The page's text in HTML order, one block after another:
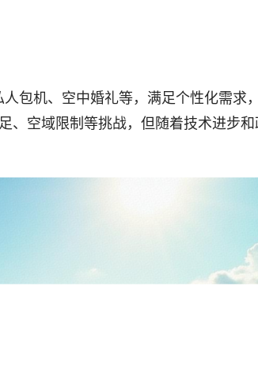
包机、空中婚礼等，满足个性化需求
、空域限制等挑战，但随着技术进步和